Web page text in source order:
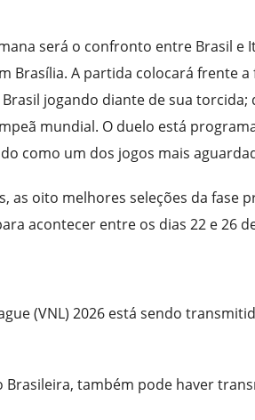
será o confronto entre Brasil e
Brasília. A partida colocará frente
jogando diante de sua
mundial. O duelo está
como um dos jogos mais
as oito melhores seleções da fase
acontecer entre os dias 22 e 26
(VNL) 2026 está sendo
também pode haver